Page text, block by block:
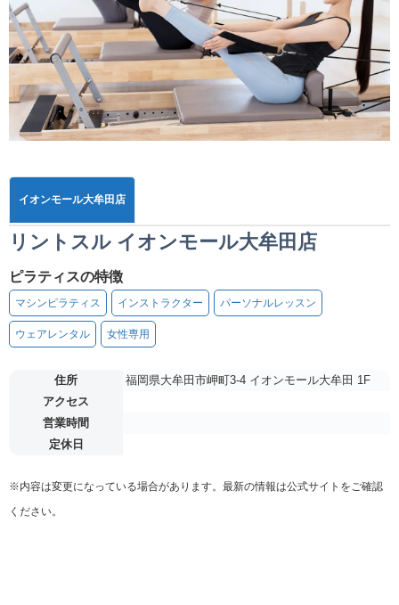
イオンモール大牟田店
リントスル イオンモール大牟田店
ピラティスの特徴
マシンピラティス インストラクター パーソナルレッスン
ウェアレンタル 女性専用
住所
福岡県大牟田市岬町3-4 イオンモール大牟田 1F
アクセス
営業時間
定休日
※内容は変更になっている場合があります。最新の情報は公式サイトをご確認
ください。